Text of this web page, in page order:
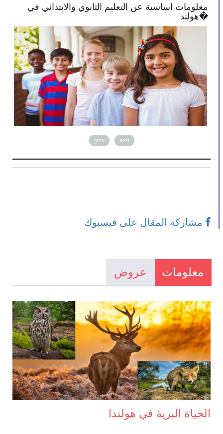
معلومات اساسية عن التعليم الثانوي والابتدائي في
هولند�
prev next
مشاركة المقال على فيسبوك
معلومات عروض
الحياة البرية في هولندا